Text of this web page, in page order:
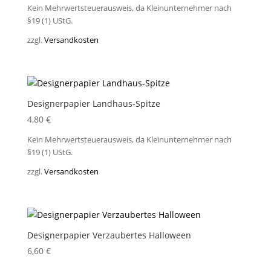
Kein Mehrwertsteuerausweis, da Kleinunternehmer nach
§19 (1) UStG.
zzgl.Versandkosten
Designerpapier Landhaus-Spitze
4,80 €
Kein Mehrwertsteuerausweis, da Kleinunternehmer nach
§19 (1) UStG.
zzgl.Versandkosten
Designerpapier Verzaubertes Halloween
6,60 €